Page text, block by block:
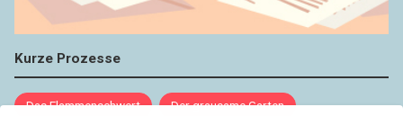
Kurze Prozesse
Das Flammenschwert Der grausame Garten